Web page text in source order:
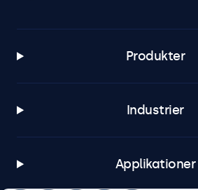
Produkter
Industrier
Applikationer